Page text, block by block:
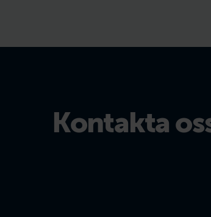
Kontakta